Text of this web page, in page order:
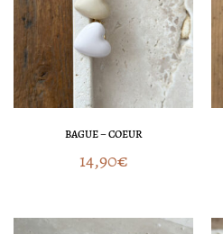
BAGUE – COEUR
14,90€